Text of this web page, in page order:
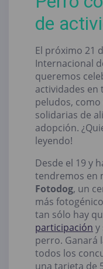
de
El próximo 21
Internacional
queremos
actividades
peludos,
solidarias de
adopción.
leyendo!
Desde el 19 y
tendremos en
Fotodog, un
más
tan sólo hay
participación y
perro. Ganará
todos los
una tarjeta de